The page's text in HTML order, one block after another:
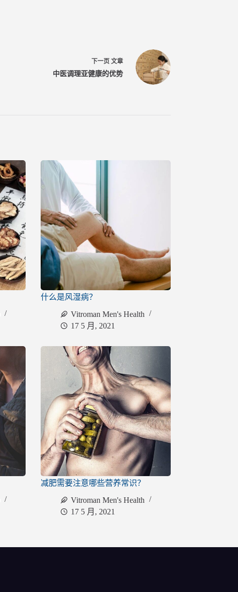
下一页 文章
中医调理亚健康的优势
什么是风湿病？
Vitroman Men's Health
17 5 月, 2021
减肥需要注意哪些营养常识？
Vitroman Men's Health
17 5 月, 2021